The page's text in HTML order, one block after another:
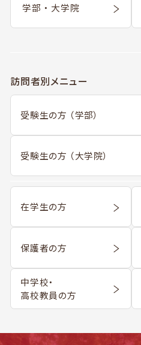
学部 ・ 大学院
訪問者別メニュー
受験生の方 （学部）
受験生の方 （大学院）
在学生の方
保護者の方
中学校・
高校教員の方